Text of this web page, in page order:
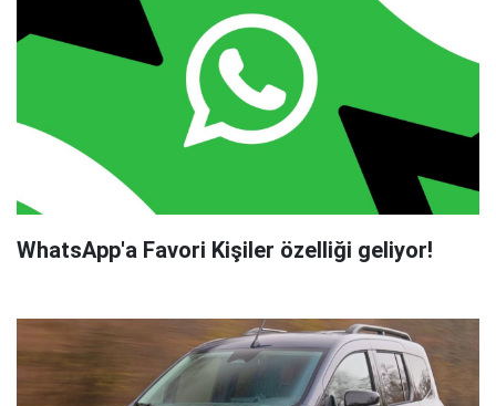
WhatsApp'a Favori Kişiler özelliği geliyor!